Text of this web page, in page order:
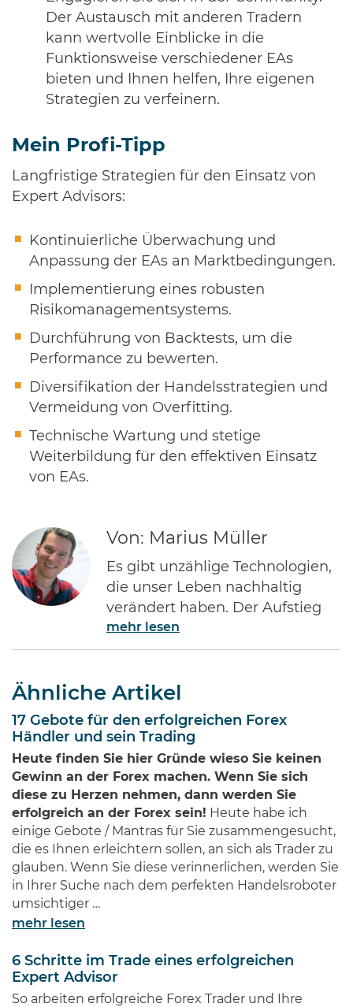
Der Austausch mit anderen Tradern
kann wertvolle Einblicke in die
Funktionsweise verschiedener EAs
bieten und Ihnen helfen, Ihre eigenen
Strategien zu verfeinern.
Mein Profi-Tipp
Langfristige Strategien für den Einsatz von
Expert Advisors:
Kontinuierliche Überwachung und
Anpassung der EAs an Marktbedingungen.
Implementierung eines robusten
Risikomanagementsystems.
Durchführung von Backtests, um die
Performance zu bewerten.
Diversifikation der Handelsstrategien und
Vermeidung von Overfitting.
Technische Wartung und stetige
Weiterbildung für den effektiven Einsatz
von EAs.
Von: Marius Müller
Es gibt unzählige Technologien,
die unser Leben nachhaltig
verändert haben. Der Aufstieg
des Internets gehört ohne Frage
zu den Bedeutendsten. Namen
Bill Gates von Microsoft dürften
jedem Investor geläufig sein.
Diese Männer haben Imperien
erschaffen und gleichzeitig
Millionen von Anlegern auf der
ganzen Welt …
mehr lesen
Ähnliche Artikel
17 Gebote für den erfolgreichen Forex
Händler und sein Trading
Heute finden Sie hier Gründe wieso Sie keinen
Gewinn an der Forex machen. Wenn Sie sich
diese zu Herzen nehmen, dann werden Sie
erfolgreich an der Forex sein! Heute habe ich
einige Gebote / Mantras für Sie zusammengesucht,
die es Ihnen erleichtern sollen, an sich als Trader zu
glauben. Wenn Sie diese verinnerlichen, werden Sie
in Ihrer Suche nach dem perfekten Handelsroboter
umsichtiger …
mehr lesen
6 Schritte im Trade eines erfolgreichen
Expert Advisor
So arbeiten erfolgreiche Forex Trader und Ihre